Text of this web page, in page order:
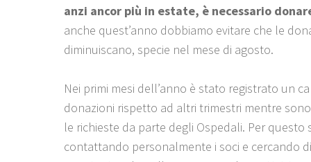
anzi ancor più in estate, è necessario
anche quest’anno dobbiamo evitare che le
diminuiscano, specie nel mese di agosto.
Nei primi mesi dell’anno è stato registrato un
donazioni rispetto ad altri trimestri mentre
le richieste da parte degli Ospedali. Per questo
contattando personalmente i soci e cercando